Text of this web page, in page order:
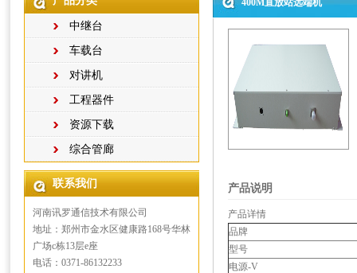
中继台
车载台
对讲机
工程器件
资源下载
综合管廊
联系我们
河南讯罗通信技术有限公司
地址：郑州市金水区健康路168号华林
广场c栋13层e座
电话：0371-86132233
400M直放站远端机
产品说明
产品详情
品牌
型号
电源-V